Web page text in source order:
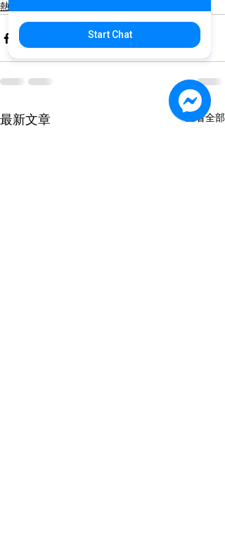
熱搜商品
最新文章 查看全部
Start Chat